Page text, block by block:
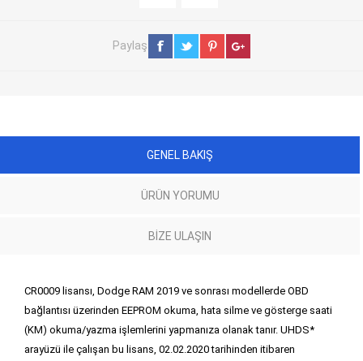
Paylaş
GENEL BAKIŞ
ÜRÜN YORUMU
BIZE ULAŞIN
CR0009 lisansı, Dodge RAM 2019 ve sonrası modellerde OBD
bağlantısı üzerinden EEPROM okuma, hata silme ve gösterge saati
(KM) okuma/yazma işlemlerini yapmanıza olanak tanır. UHDS*
arayüzü ile çalışan bu lisans, 02.02.2020 tarihinden itibaren